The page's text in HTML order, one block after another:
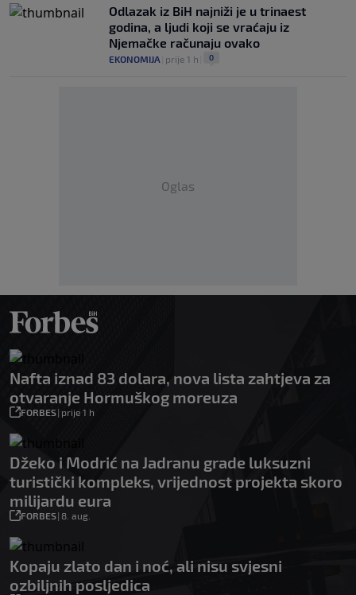
Odlazak iz BiH najniži je u trinaest
godina, a ljudi koji se vraćaju iz
Njemačke računaju ovako
EKONOMIJA prije 1 h 0
Oglas
Nafta iznad 83 dolara, nova lista zahtjeva za
otvaranje Hormuškog moreuza
FORBES| prije 1 h
Džeko i Modrić na Jadranu grade luksuzni
turistički kompleks, vrijednost projekta skoro
milijardu eura
FORBES| 8. aug.
Kopaju zlato dan i noć, ali nisu svjesni
ozbiljnih posljedica